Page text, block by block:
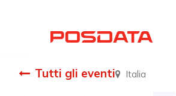
Tutti gli eventi Italia